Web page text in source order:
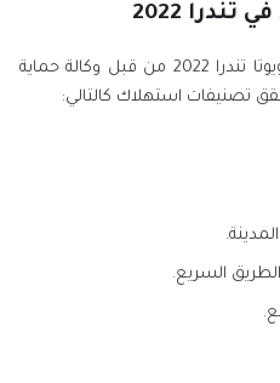
2022
لم يتم إعلان نتائج اختبار بيك اب تويوتا تندرا 2022 من قبل وكالة حماية
تصنيفات استهلاك كالتالي: